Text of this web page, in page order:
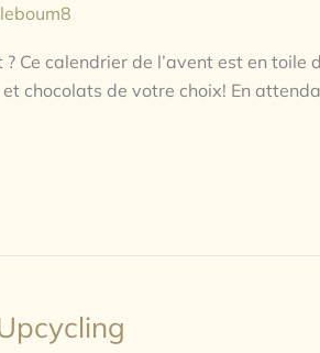
Ce calendrier de l’avent est en
chocolats de votre choix! En